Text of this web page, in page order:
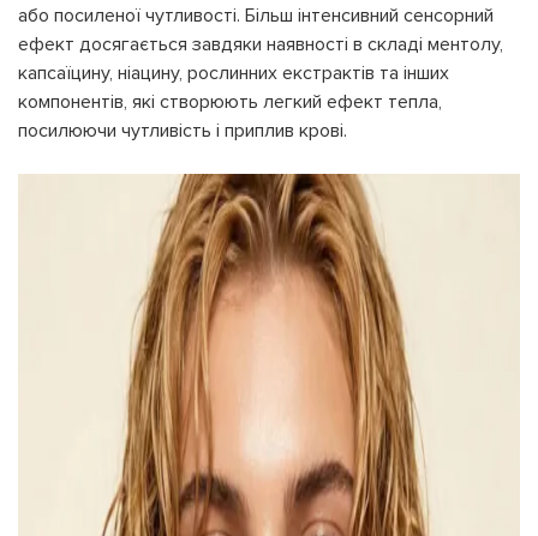
або посиленої чутливості. Більш інтенсивний сенсорний
ефект досягається завдяки наявності в складі ментолу,
капсаїцину, ніацину, рослинних екстрактів та інших
компонентів, які створюють легкий ефект тепла,
посилюючи чутливість і приплив крові.